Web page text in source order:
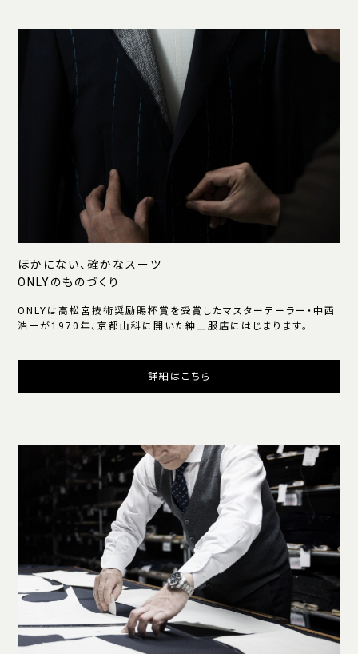
ほかにない、確かなスーツ
ONLYのものづくり
ONLYは高松宮技術奨励賜杯賞を受賞したマスターテーラー・中西
浩一が1970年、京都山科に開いた紳士服店にはじまります。
詳細はこちら